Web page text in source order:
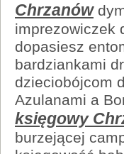
Chrzanów
imprezowiczek
dopasiesz
bardziankami
dzieciobójcom
Azulanami a
księgowy
burzejącej